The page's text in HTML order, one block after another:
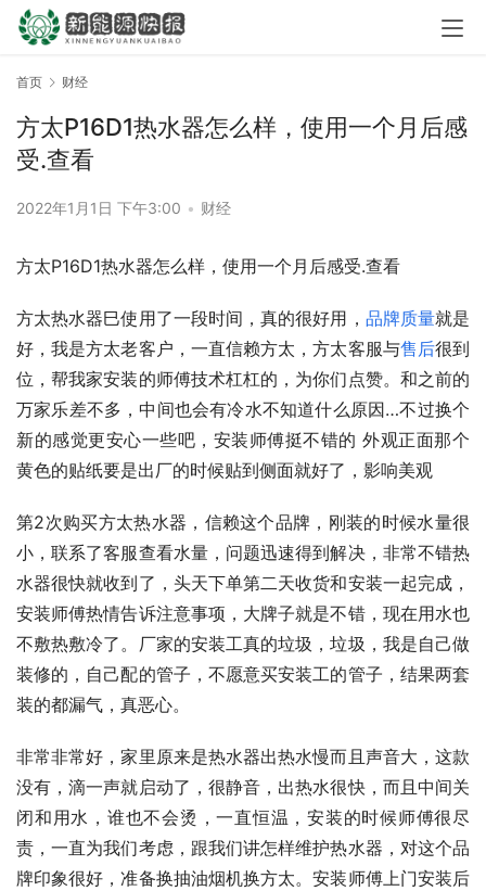
首页 财经
方太P16D1热水器怎么样，使用一个月后感
受.查看
2022年1月1日 下午3:00 • 财经
方太P16D1热水器怎么样，使用一个月后感受.查看
方太热水器巳使用了一段时间，真的很好用， 品牌质量就是
好，我是方太老客户，一直信赖方太，方太客服与售后很到
位，帮我家安装的师傅技术杠杠的，为你们点赞。和之前的
万家乐差不多，中间也会有冷水不知道什么原因…不过换个
新的感觉更安心一些吧，安装师傅挺不错的 外观正面那个
黄色的贴纸要是出厂的时候贴到侧面就好了，影响美观
第2次购买方太热水器，信赖这个品牌，刚装的时候水量很
小，联系了客服查看水量，问题迅速得到解决，非常不错热
水器很快就收到了，头天下单第二天收货和安装一起完成，
安装师傅热情告诉注意事项，大牌子就是不错，现在用水也
不敷热敷冷了。厂家的安装工真的垃圾，垃圾，我是自己做
装修的，自己配的管子，不愿意买安装工的管子，结果两套
装的都漏气，真恶心。
非常非常好，家里原来是热水器出热水慢而且声音大，这款
没有，滴一声就启动了，很静音，出热水很快，而且中间关
闭和用水，谁也不会烫，一直恒温，安装的时候师傅很尽
责，一直为我们考虑，跟我们讲怎样维护热水器，对这个品
牌印象很好，准备换抽油烟机换方太。安装师傅上门安装后